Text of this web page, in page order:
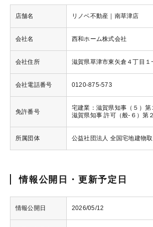
店舗名 リノベ不動産｜南草津店
会社名 西和ホーム株式会社
会社住所 滋賀県草津市東矢倉４丁目１
会社電話番号 0120-875-573
免許番号
宅建業：滋賀県知事（５）第
滋賀県知事 許可（般-６）第
所属団体 公益社団法人 全国宅地建物
情報公開日・更新予定日
情報公開日 2026/05/12